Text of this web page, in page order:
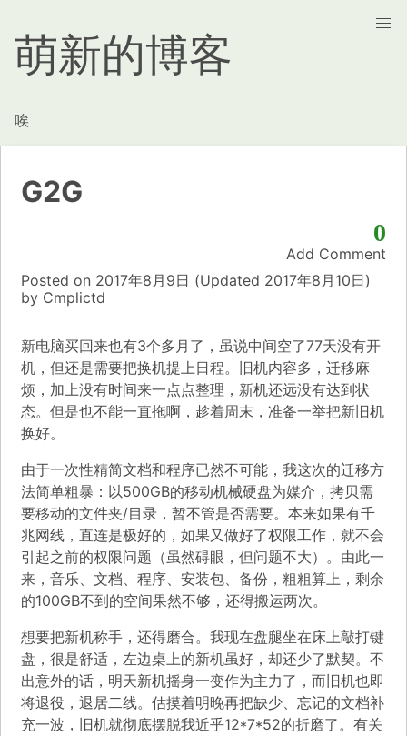
萌新的博客
唉
G2G
0
Add Comment
Posted on 2017年8月9日 (Updated 2017年8月10日)
by Cmplictd
新电脑买回来也有3个多月了，虽说中间空了77天没有开
机，但还是需要把换机提上日程。旧机内容多，迁移麻
烦，加上没有时间来一点点整理，新机还远没有达到状
态。但是也不能一直拖啊，趁着周末，准备一举把新旧机
换好。
由于一次性精简文档和程序已然不可能，我这次的迁移方
法简单粗暴：以500GB的移动机械硬盘为媒介，拷贝需
要移动的文件夹/目录，暂不管是否需要。本来如果有千
兆网线，直连是极好的，如果又做好了权限工作，就不会
引起之前的权限问题（虽然碍眼，但问题不大）。由此一
来，音乐、文档、程序、安装包、备份，粗粗算上，剩余
的100GB不到的空间果然不够，还得搬运两次。
想要把新机称手，还得磨合。我现在盘腿坐在床上敲打键
盘，很是舒适，左边桌上的新机虽好，却还少了默契。不
出意外的话，明天新机摇身一变作为主力了，而旧机也即
将退役，退居二线。估摸着明晚再把缺少、忘记的文档补
充一波，旧机就彻底摆脱我近乎12*7*52的折磨了。有关